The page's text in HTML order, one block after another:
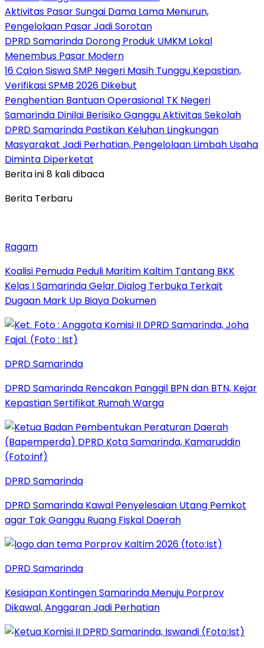
Aktivitas Pasar Sungai Dama Lama Menurun,
Pengelolaan Pasar Jadi Sorotan
DPRD Samarinda Dorong Produk UMKM Lokal
Menembus Pasar Modern
16 Calon Siswa SMP Negeri Masih Tunggu Kepastian,
Verifikasi SPMB 2026 Dikebut
Penghentian Bantuan Operasional TK Negeri
Samarinda Dinilai Berisiko Ganggu Aktivitas Sekolah
DPRD Samarinda Pastikan Keluhan Lingkungan
Masyarakat Jadi Perhatian, Pengelolaan Limbah Usaha
Diminta Diperketat
Berita ini 8 kali dibaca
Berita Terbaru
Ragam
Koalisi Pemuda Peduli Maritim Kaltim Tantang BKK
Kelas I Samarinda Gelar Dialog Terbuka Terkait
Dugaan Mark Up Biaya Dokumen
DPRD Samarinda
DPRD Samarinda Rencakan Panggil BPN dan BTN, Kejar
Kepastian Sertifikat Rumah Warga
DPRD Samarinda
DPRD Samarinda Kawal Penyelesaian Utang Pemkot
agar Tak Ganggu Ruang Fiskal Daerah
DPRD Samarinda
Kesiapan Kontingen Samarinda Menuju Porprov
Dikawal, Anggaran Jadi Perhatian